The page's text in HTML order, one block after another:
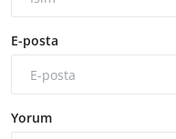
E-posta
Yorum